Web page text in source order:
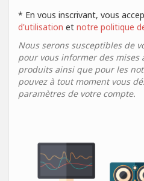
* En vous inscrivant, vous
d'utilisation et notre politique
Nous serons susceptibles de
pour vous informer des mises
produits ainsi que pour les
pouvez à tout moment vous
paramètres de votre compte.